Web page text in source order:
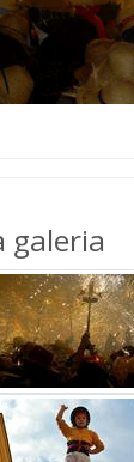
galeria